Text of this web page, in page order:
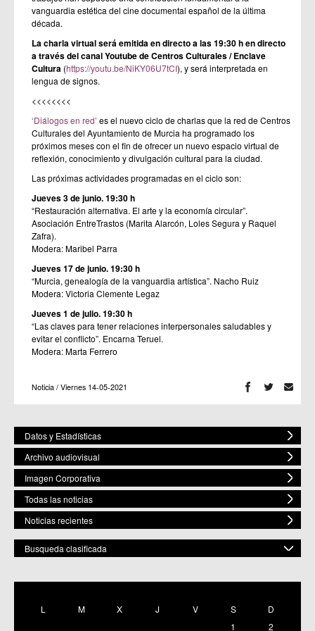
vanguardia estética del cine documental español de la última
década.
La charla virtual será emitida en directo a las 19:30 h en directo
a través del canal Youtube de Centros Culturales / Enclave
Cultura (https://youtu.be/NiKY06U7tCI), y será interpretada en
lengua de signos.
<<<<<<<<
‘Diálogos en red’ es el nuevo ciclo de charlas que la red de Centros
Culturales del Ayuntamiento de Murcia ha programado los
próximos meses con el fin de ofrecer un nuevo espacio virtual de
reflexión, conocimiento y divulgación cultural para la ciudad.
Las próximas actividades programadas en el ciclo son:
Jueves 3 de junio. 19:30 h
“Restauración alternativa. El arte y la economía circular”.
Asociación EntreTrastos (Marita Alarcón, Loles Segura y Raquel
Zafra).
Modera: Maribel Parra
Jueves 17 de junio. 19:30 h
“Murcia, genealogía de la vanguardia artística”. Nacho Ruiz
Modera: Victoria Clemente Legaz
Jueves 1 de julio. 19:30 h
“Las claves para tener relaciones interpersonales saludables y
evitar el conflicto”. Encarna Teruel.
Modera: Marta Ferrero
Noticia / Viernes 14-05-2021
Datos y Estadísticas
Archivo audiovisual
Imagen Corporativa
Todas las noticias
Noticias recientes
Busqueda clasificada
C.M. Baños y Mendigo
L M X J V S
D
1
2